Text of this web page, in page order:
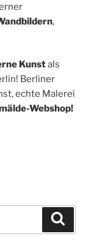
,
Kunstals
Berliner
echte Malerei
Webshop!